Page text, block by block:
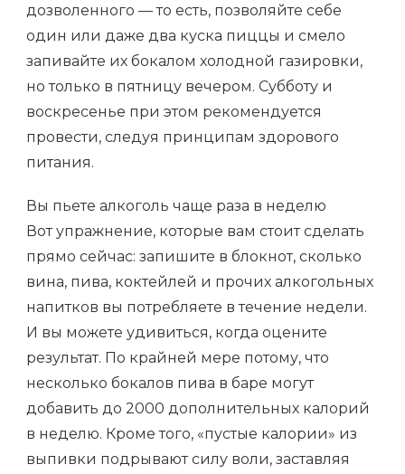
дозволенного — то есть, позволяйте себе
один или даже два куска пиццы и смело
запивайте их бокалом холодной газировки,
но только в пятницу вечером. Субботу и
воскресенье при этом рекомендуется
провести, следуя принципам здорового
питания.
Вы пьете алкоголь чаще раза в неделю
Вот упражнение, которые вам стоит сделать
прямо сейчас: запишите в блокнот, сколько
вина, пива, коктейлей и прочих алкогольных
напитков вы потребляете в течение недели.
И вы можете удивиться, когда оцените
результат. По крайней мере потому, что
несколько бокалов пива в баре могут
добавить до 2000 дополнительных калорий
в неделю. Кроме того, «пустые калории» из
выпивки подрывают силу воли, заставляя